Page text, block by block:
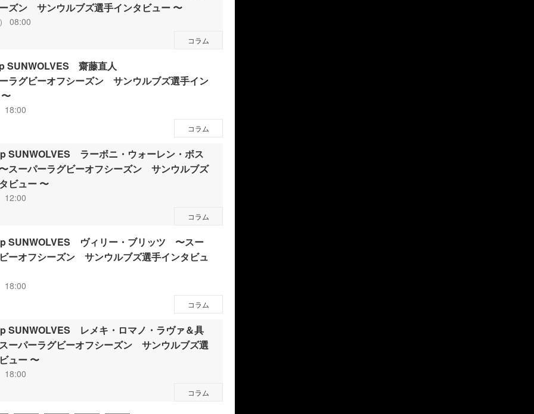
ズン サンウルブズ選手インタビュー 〜
08:00
コラム
SUNWOLVES 齋藤直人
ラグビーオフシーズン サンウルブズ選手イン
18:00
コラム
SUNWOLVES ラーボニ・ウォーレン・ボス
スーパーラグビーオフシーズン サンウルブズ
ビュー 〜
12:00
コラム
SUNWOLVES ヴィリー・ブリッツ 〜スー
ーオフシーズン サンウルブズ選手インタビュ
18:00
コラム
SUNWOLVES レメキ・ロマノ・ラヴァ＆具
ーパーラグビーオフシーズン サンウルブズ選
ュー 〜
18:00
コラム